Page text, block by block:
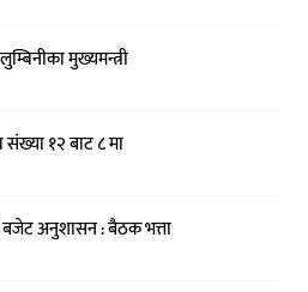
मुख्यमन्त्री
संख्या १२ बाट ८ मा
बजेट अनुशासन : बैठक भत्ता